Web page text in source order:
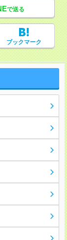
で送る
ブックマーク